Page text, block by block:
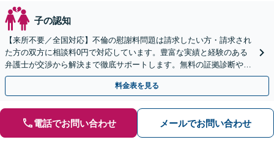
子の認知
【来所不要／全国対応】不倫の慰謝料問題は請求したい方・請求され
た方の双方に相談料0円で対応しています。豊富な実績と経験のある
弁護士が交渉から解決まで徹底サポートします。無料の証拠診断や着
手金の返還保証もありますので安心してご相談ください。
料金表を見る
電話でお問い合わせ メールでお問い合わせ